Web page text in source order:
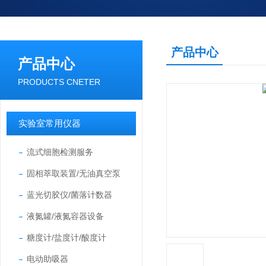
产品中心
PRODUCTS CNETER
实验室常用仪器
流式细胞检测服务
固相萃取装置/无油真空泵
蓝光切胶仪/菌落计数器
液氮罐/液氮容器设备
糖度计/盐度计/酸度计
电动助吸器
产品中心